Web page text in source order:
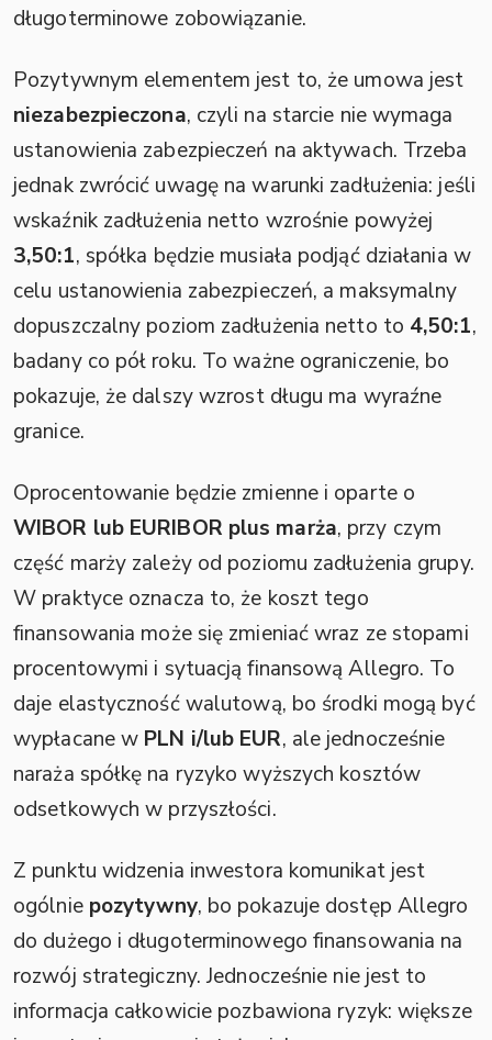
długoterminowe zobowiązanie.
Pozytywnym elementem jest to, że umowa jest
niezabezpieczona, czyli na starcie nie wymaga
ustanowienia zabezpieczeń na aktywach. Trzeba
jednak zwrócić uwagę na warunki zadłużenia: jeśli
wskaźnik zadłużenia netto wzrośnie powyżej
3,50:1, spółka będzie musiała podjąć działania w
celu ustanowienia zabezpieczeń, a maksymalny
dopuszczalny poziom zadłużenia netto to 4,50:1,
badany co pół roku. To ważne ograniczenie, bo
pokazuje, że dalszy wzrost długu ma wyraźne
granice.
Oprocentowanie będzie zmienne i oparte o
WIBOR lub EURIBOR plus marża, przy czym
część marży zależy od poziomu zadłużenia grupy.
W praktyce oznacza to, że koszt tego
finansowania może się zmieniać wraz ze stopami
procentowymi i sytuacją finansową Allegro. To
daje elastyczność walutową, bo środki mogą być
wypłacane w PLN i/lub EUR, ale jednocześnie
naraża spółkę na ryzyko wyższych kosztów
odsetkowych w przyszłości.
Z punktu widzenia inwestora komunikat jest
ogólnie pozytywny, bo pokazuje dostęp Allegro
do dużego i długoterminowego finansowania na
rozwój strategiczny. Jednocześnie nie jest to
informacja całkowicie pozbawiona ryzyk: większe